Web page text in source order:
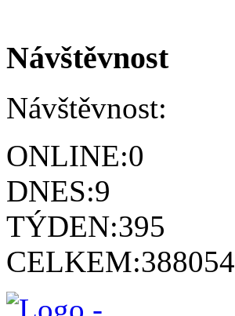
Návštěvnost
Návštěvnost:
ONLINE:0
DNES:9
TÝDEN:395
CELKEM:388054